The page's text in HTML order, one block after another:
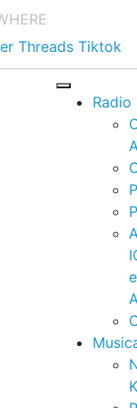
Threads Tiktok
Radio
e